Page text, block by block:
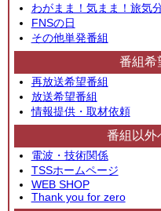
わがまま！気まま！旅気
FNSの日
その他単発番組
番組希
再放送希望番組
放送希望番組
情報提供・取材依頼
番組以外
電波・技術関係
TSSホームページ
WEB SHOP
Thank you for zero